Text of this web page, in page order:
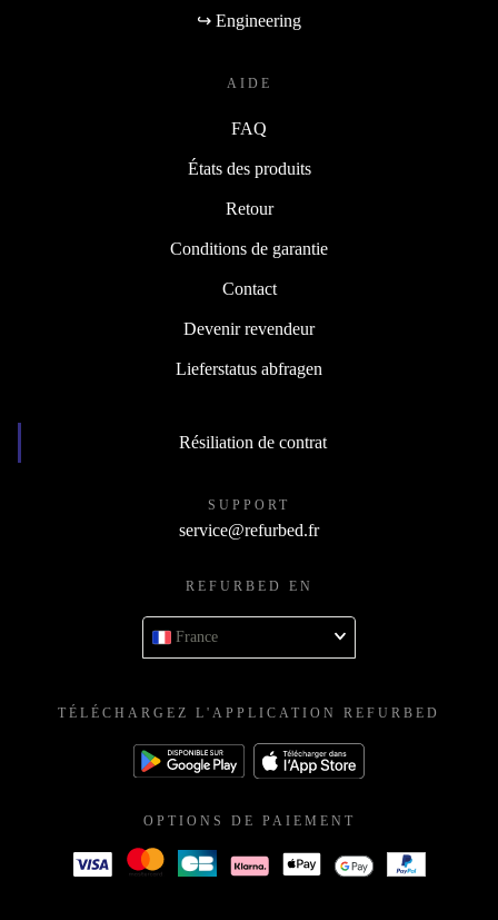
↪ Engineering
AIDE
FAQ
États des produits
Retour
Conditions de garantie
Contact
Devenir revendeur
Lieferstatus abfragen
Résiliation de contrat
SUPPORT
service@refurbed.fr
REFURBED EN
France
TÉLÉCHARGEZ L'APPLICATION REFURBED
OPTIONS DE PAIEMENT